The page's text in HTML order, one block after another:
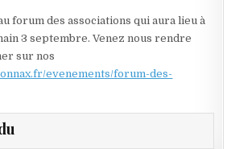
forum des associations qui aura lieu à
3 septembre. Venez nous rendre
sur nos
evenements/forum-des-